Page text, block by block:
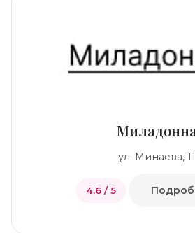
Миладонна
ул. Минаева, 11
4.6 / 5